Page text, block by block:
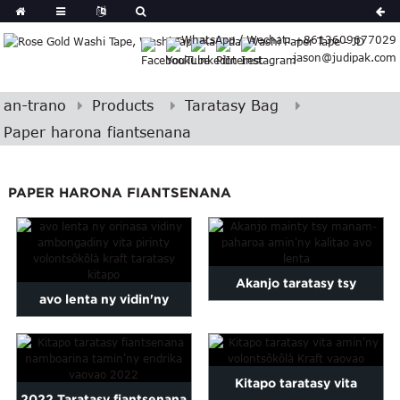
WhatsApp / Wechat: +8613609677029
jason@judipak.com
German
Japanese
Indonesian
Hindi
Bosnian
Corsican
Filipino
Georgian
Icelandic
Kazakh
Latin
an-trano Products
Taratasy Bag
Paper harona fiantsenana
PAPER HARONA FIANTSENANA
avo lenta ny vidin'ny
orinasa ambongadiny br ...
Akanjo taratasy tsy
mainty misy ...
Kitapo taratasy vita